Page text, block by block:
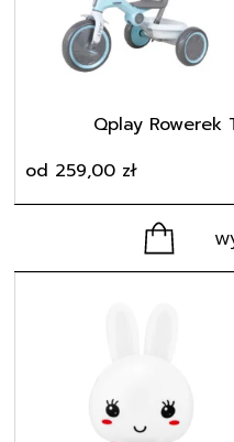
Qplay Rowerek
od 259,00 zł
wybrać